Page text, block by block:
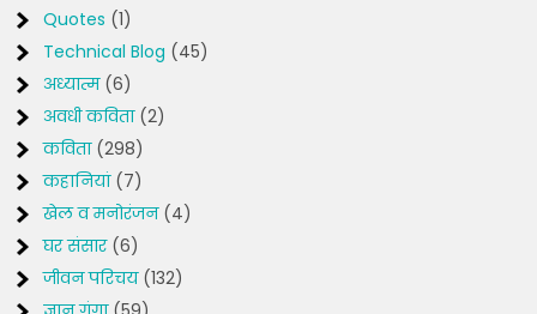
Quotes (1)
Technical Blog (45)
अध्यात्म(6)
अवधी कविता(2)
कविता(298)
कहानियां(7)
खेल व मनोरंजन(4)
घर संसार(6)
जीवन परिचय(132)